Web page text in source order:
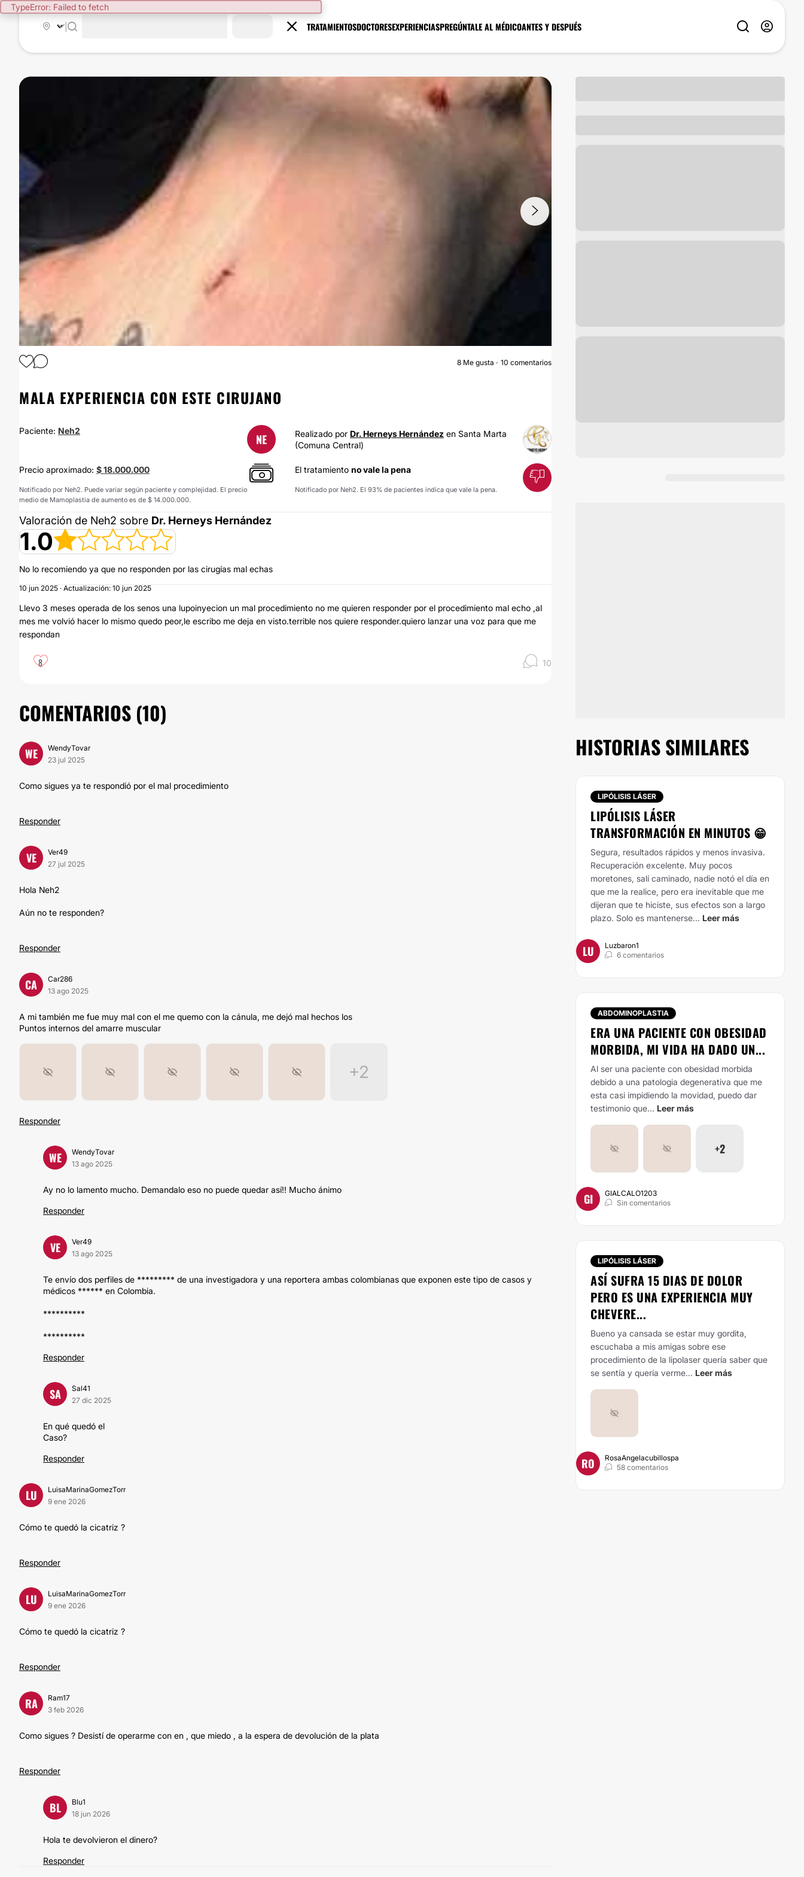
TypeError: Failed to fetch
TRATAMIENTOSDOCTORESEXPERIENCIASPREGÚNTALE AL MÉDICOANTES Y DESPUÉS
MAMOPLASTIA DE AUMENTO
8 Me gusta 10 comentarios
MALA EXPERIENCIA CON ESTE CIRUJANO
Paciente: Neh2
NE Realizado por Dr. Herneys Hernández en Santa Marta
(Comuna Central)
Precio aproximado: $ 18.000.000
Notificado por Neh2. Puede variar según paciente y complejidad. El precio
medio de Mamoplastia de aumento es de $ 14.000.000.
El tratamiento no vale la pena
Notificado por Neh2. El 93% de pacientes indica que vale la pena.
Valoración de Neh2 sobre Dr. Herneys Hernández
1.0
No lo recomiendo ya que no responden por las cirugías mal echas
10 jun 2025 · Actualización: 10 jun 2025
Llevo 3 meses operada de los senos una lupoinyecion un mal procedimiento no me quieren responder por el procedimiento mal echo ,al
mes me volvió hacer lo mismo quedo peor,le escribo me deja en visto.terrible nos quiere responder.quiero lanzar una voz para que me
respondan
8 10
COMENTARIOS (10)
WE
WendyTovar
23 jul 2025
Como sigues ya te respondió por el mal procedimiento
Responder
VE
Ver49
27 jul 2025
Hola Neh2
Aún no te responden?
Responder
CA
Car286
13 ago 2025
A mi también me fue muy mal con el me quemo con la cánula, me dejó mal hechos los
Puntos internos del amarre muscular
+2
Responder
WE
WendyTovar
13 ago 2025
Ay no lo lamento mucho. Demandalo eso no puede quedar así!! Mucho ánimo
Responder
VE
Ver49
13 ago 2025
Te envío dos perfiles de ********* de una investigadora y una reportera ambas colombianas que exponen este tipo de casos y
médicos ****** en Colombia.
**********
**********
Responder
SA
Sal41
27 dic 2025
En qué quedó el
Caso?
Responder
LU
LuisaMarinaGomezTorr
9 ene 2026
Cómo te quedó la cicatriz ?
Responder
LU
LuisaMarinaGomezTorr
9 ene 2026
Cómo te quedó la cicatriz ?
Responder
RA
Ram17
3 feb 2026
Como sigues ? Desistí de operarme con en , que miedo , a la espera de devolución de la plata
Responder
BL
Blu1
18 jun 2026
Hola te devolvieron el dinero?
Responder
HISTORIAS SIMILARES
LIPÓLISIS LÁSER
LIPÓLISIS LÁSER
TRANSFORMACIÓN EN MINUTOS 😁
Segura, resultados rápidos y menos invasiva.
Recuperación excelente. Muy pocos
moretones, salí caminado, nadie notó el día en
que me la realice, pero era inevitable que me
dijeran que te hiciste, sus efectos son a largo
plazo. Solo es mantenerse... Leer más
LU
Luzbaron1
6 comentarios
ABDOMINOPLASTIA
ERA UNA PACIENTE CON OBESIDAD
MORBIDA, MI VIDA HA DADO UN...
Al ser una paciente con obesidad morbida
debido a una patologia degenerativa que me
esta casi impidiendo la movidad, puedo dar
testimonio que... Leer más
+2
GI
GIALCALO1203
Sin comentarios
LIPÓLISIS LÁSER
ASÍ SUFRA 15 DIAS DE DOLOR
PERO ES UNA EXPERIENCIA MUY
CHEVERE...
Bueno ya cansada se estar muy gordita,
escuchaba a mis amigas sobre ese
procedimiento de la lipolaser quería saber que
se sentía y quería verme... Leer más
RO
RosaAngelacubillospa
58 comentarios